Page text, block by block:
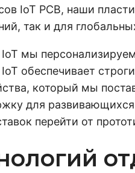
IoT PCB, наши
так и для
мы
обеспечивает
который мы
для
перейти от